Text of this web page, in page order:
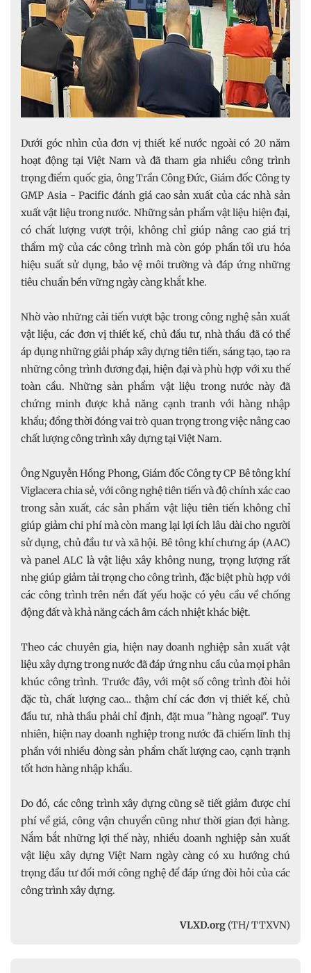
Dưới góc nhìn của đơn vị thiết kế nước ngoài có 20 năm
hoạt động tại Việt Nam và đã tham gia nhiều công trình
trọng điểm quốc gia, ông Trần Công Đức, Giám đốc Công ty
GMP Asia - Pacific đánh giá cao sản xuất của các nhà sản
xuất vật liệu trong nước. Những sản phẩm vật liệu hiện đại,
có chất lượng vượt trội, không chỉ giúp nâng cao giá trị
thẩm mỹ của các công trình mà còn góp phần tối ưu hóa
hiệu suất sử dụng, bảo vệ môi trường và đáp ứng những
tiêu chuẩn bền vững ngày càng khắt khe.
Nhờ vào những cải tiến vượt bậc trong công nghệ sản xuất
vật liệu, các đơn vị thiết kế, chủ đầu tư, nhà thầu đã có thể
áp dụng những giải pháp xây dựng tiên tiến, sáng tạo, tạo ra
những công trình đương đại, hiện đại và phù hợp với xu thế
toàn cầu. Những sản phẩm vật liệu trong nước này đã
chứng minh được khả năng cạnh tranh với hàng nhập
khẩu; đồng thời đóng vai trò quan trọng trong việc nâng cao
chất lượng công trình xây dựng tại Việt Nam.
Ông Nguyễn Hồng Phong, Giám đốc Công ty CP Bê tông khí
Viglacera chia sẻ, với công nghệ tiên tiến và độ chính xác cao
trong sản xuất, các sản phẩm vật liệu tiên tiến không chỉ
giúp giảm chi phí mà còn mang lại lợi ích lâu dài cho người
sử dụng, chủ đầu tư và xã hội. Bê tông khí chưng áp (AAC)
và panel ALC là vật liệu xây không nung, trọng lượng rất
nhẹ giúp giảm tải trọng cho công trình, đặc biệt phù hợp với
các công trình trên nền đất yếu hoặc có yêu cầu về chống
động đất và khả năng cách âm cách nhiệt khác biệt.
Theo các chuyên gia, hiện nay doanh nghiệp sản xuất vật
liệu xây dựng trong nước đã đáp ứng nhu cầu của mọi phân
khúc công trình. Trước đây, với một số công trình đòi hỏi
đặc tù, chất lượng cao… thậm chí các đơn vị thiết kế, chủ
đầu tư, nhà thầu phải chỉ định, đặt mua "hàng ngoại". Tuy
nhiên, hiện nay doanh nghiệp trong nước đã chiếm lĩnh thị
phần với nhiều dòng sản phẩm chất lượng cao, cạnh trạnh
tốt hơn hàng nhập khẩu.
Do đó, các công trình xây dựng cũng sẽ tiết giảm được chi
phí về giá, công vận chuyển cũng như thời gian đợi hàng.
Nắm bắt những lợi thế này, nhiều doanh nghiệp sản xuất
vật liệu xây dựng Việt Nam ngày càng có xu hướng chú
trọng đầu tư đổi mới công nghệ để đáp ứng đòi hỏi của các
công trình xây dựng.
VLXD.org (TH/ TTXVN)